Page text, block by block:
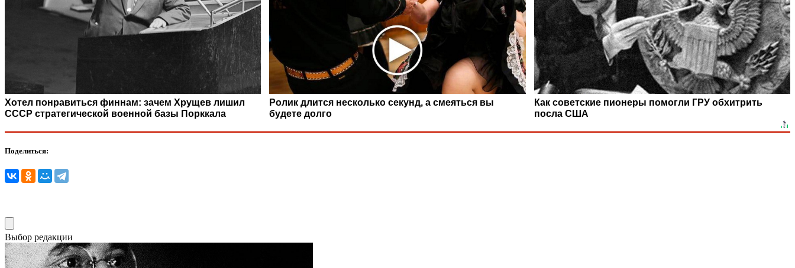
Хотел понравиться финнам: зачем Хрущев лишил
СССР стратегической военной базы Порккала
Ролик длится несколько секунд, а смеяться вы
будете долго
Как советские пионеры помогли ГРУ обхитрить
посла США
Поделиться:
Выбор редакции